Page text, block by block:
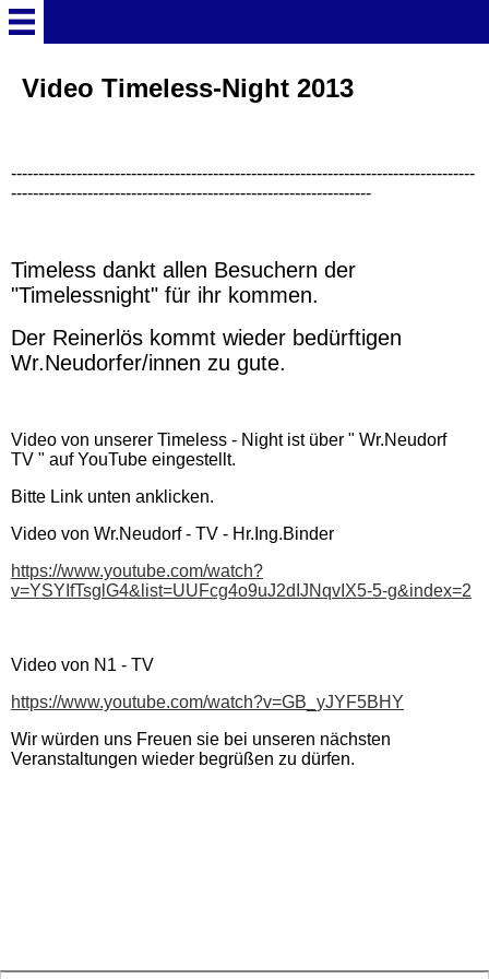
Willkommen
Vorstand
Spendenaufruf
Spendenübergabe
Foto Timeless Night 2019
Timeless Night 2018
Gästebuch-2
Video Timeless-Night 2013
-------------------------------------------------------------------------------------
------------------------------------------------------------------
Timeless dankt allen Besuchern der
"Timelessnight" für ihr kommen.
Der Reinerlös kommt wieder bedürftigen
Wr.Neudorfer/innen zu gute.
Video von unserer Timeless - Night ist über " Wr.Neudorf
TV " auf YouTube eingestellt.
Bitte Link unten anklicken.
Video von Wr.Neudorf - TV - Hr.Ing.Binder
https://www.youtube.com/watch?
v=YSYIfTsglG4&list=UUFcg4o9uJ2dIJNqvIX5-5-g&index=2
Video von N1 - TV
https://www.youtube.com/watch?v=GB_yJYF5BHY
Wir würden uns Freuen sie bei unseren nächsten
Veranstaltungen wieder begrüßen zu dürfen.